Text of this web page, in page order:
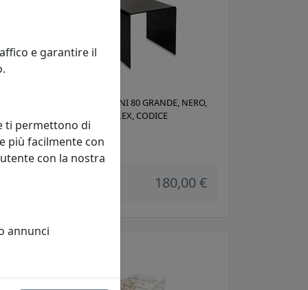
TAVOLINO ANNI 80 GRANDE, NERO,
CATALOGO IPLEX, CODICE
I00206038P29
IPlex
180,00 €
e garantire il
ti permettono di
più facilmente con
con la nostra
annunci